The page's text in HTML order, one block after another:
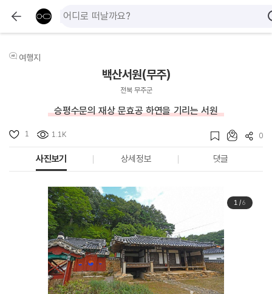
여행지
백산서원(무주)
전북 무주군
승평수문의 재상 문효공 하연을 기리는 서원
1 1.1K 0
사진보기 상세정보 댓글
1/6